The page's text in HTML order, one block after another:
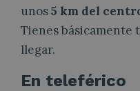
unos5 km del
Tienes básicamente
llegar.
En teleférico